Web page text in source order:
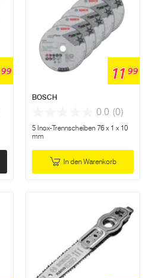
99 1199
BOSCH
0.0 (0)
5 Inox-Trennscheiben 76 x 1 x 10
mm
In den Warenkorb